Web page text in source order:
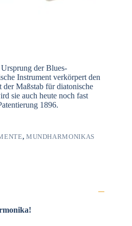
der Blues-
Instrument verkörpert den
Maßstab für diatonische
sie auch heute noch fast
1896.
, MUNDHARMONIKAS